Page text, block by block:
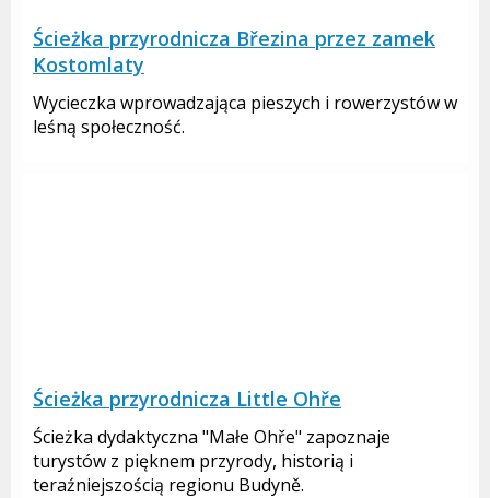
Ścieżka przyrodnicza Březina przez zamek
Kostomlaty
Wycieczka wprowadzająca pieszych i rowerzystów w
leśną społeczność.
Ścieżka przyrodnicza Little Ohře
Ścieżka dydaktyczna "Małe Ohře" zapoznaje
turystów z pięknem przyrody, historią i
teraźniejszością regionu Budyně.